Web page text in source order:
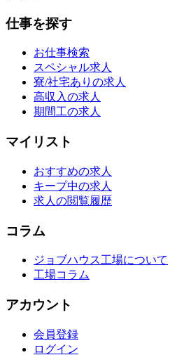
仕事を探す
お仕事検索
スペシャル求人
寮/社宅ありの求人
高収入の求人
期間工の求人
マイリスト
おすすめの求人
キープ中の求人
求人の閲覧履歴
コラム
ジョブハウス工場について
工場コラム
アカウント
会員登録
ログイン